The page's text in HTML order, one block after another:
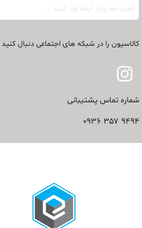
کالاسیون را در شبکه های اجتماعی دنبال کنید
شماره تماس پشتیبانی
۹۴۹۴ ۳۵۷ ۰۹۳۶